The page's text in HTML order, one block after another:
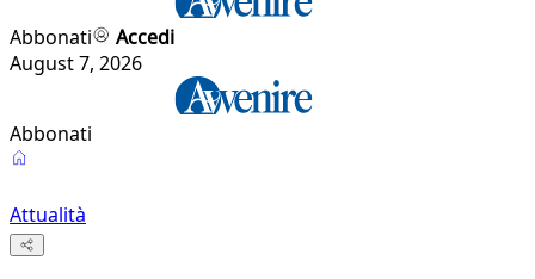
Abbonati
Accedi
August 7, 2026
Abbonati
Attualità